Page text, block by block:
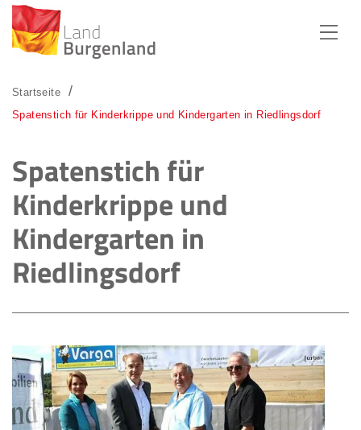
Startseite
Spatenstich für Kinderkrippe und Kindergarten in Riedlingsdorf
Spatenstich für
Kinderkrippe und
Kindergarten in
Riedlingsdorf